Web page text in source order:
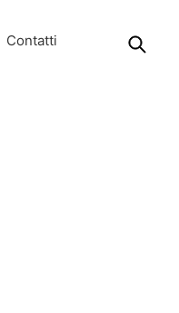
Contatti